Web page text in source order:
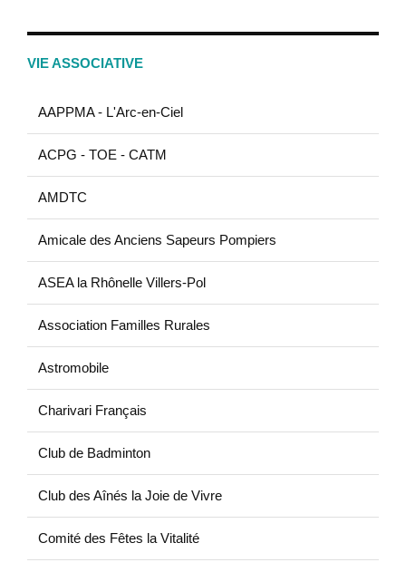
VIE ASSOCIATIVE
AAPPMA - L'Arc-en-Ciel
ACPG - TOE - CATM
AMDTC
Amicale des Anciens Sapeurs Pompiers
ASEA la Rhônelle Villers-Pol
Association Familles Rurales
Astromobile
Charivari Français
Club de Badminton
Club des Aînés la Joie de Vivre
Comité des Fêtes la Vitalité